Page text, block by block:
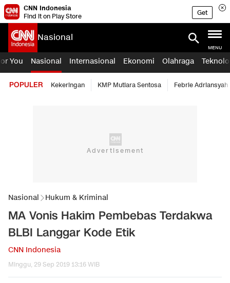
CNN Indonesia
Find it on Play Store
Get
Nasional
MENU
You Nasional Internasional Ekonomi Olahraga
POPULER Kekeringan KMP Mutiara Sentosa Febrie Adriansyah
Nasional Hukum & Kriminal
MA Vonis Hakim Pembebas Terdakwa
BLBI Langgar Kode Etik
CNN Indonesia
Minggu, 29 Sep 2019 13:16 WIB